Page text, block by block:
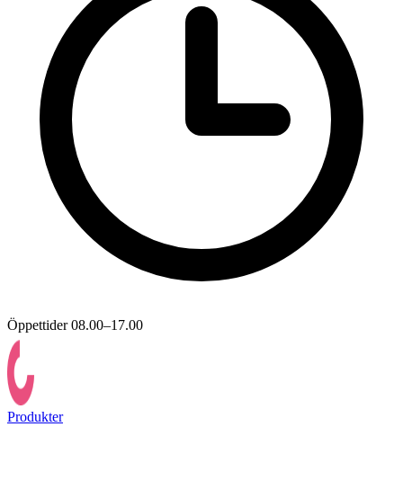
Öppettider 08.00–17.00
Produkter